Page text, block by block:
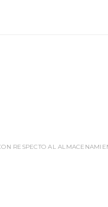
RESPECTO AL